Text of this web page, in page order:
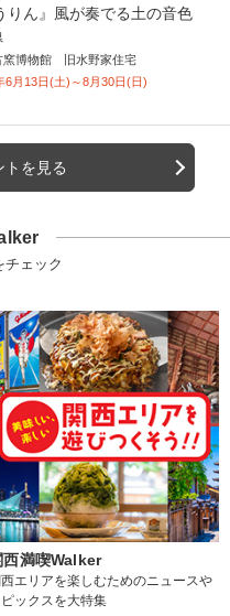
りん』風が奏でる土の音色
窯博物館 旧水野家住宅
6月13日(土)～8月30日(日)
トを見る
チェック
西満喫Walker
エリアを楽しむためのニュースや
ピックスを大特集